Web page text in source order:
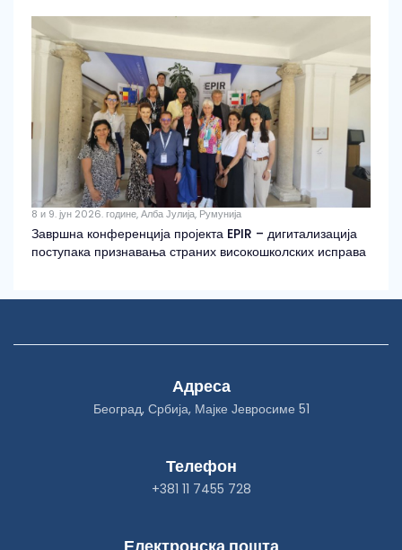
8 и 9. јун 2026. године, Алба Јулија, Румунија
Завршна конференција пројекта EPIR – дигитализација
поступака признавања страних високошколских исправа
Адреса
Београд, Србија, Мајке Јевросиме 51
Телефон
+381 11 7455 728